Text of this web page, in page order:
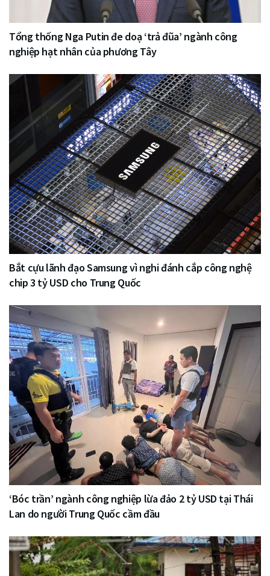
Tổng thống Nga Putin đe doạ ‘trả đũa’ ngành công
nghiệp hạt nhân của phương Tây
Bắt cựu lãnh đạo Samsung vì nghi đánh cắp công nghệ
chip 3 tỷ USD cho Trung Quốc
‘Bóc trần’ ngành công nghiệp lừa đảo 2 tỷ USD tại Thái
Lan do người Trung Quốc cầm đầu